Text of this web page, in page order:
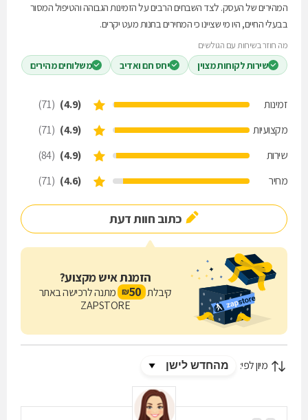
המהירים של העסק. לצד השבחים הרבים על הזמינות הגבוהה והטיפול המסור
בבעלי החיים, היו מי שציינו כי המחירים בחנות מעט יקרים.
מה חוזר בשיחות עם הגולשים
שירות לקוחות מצוין יחס חם ואדיב משלוחים מהירים
זמינות (4.9)
(71)
מקצועיות
(4.9)
(71)
שירות
(4.9)
(84)
מחיר
(4.6)
(71)
כתוב חוות דעת
הזמנת איש מקצוע?
קיבלת 50
₪ מתנה לרכישה באתר
ZAPSTORE
מיון לפי: